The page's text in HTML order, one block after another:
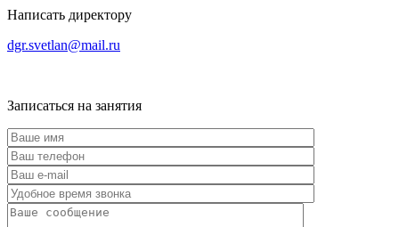
Написать директору
dgr.svetlan@mail.ru
Записаться на занятия